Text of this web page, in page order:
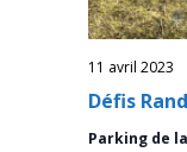
Défis
11 avril 2023
Parking de